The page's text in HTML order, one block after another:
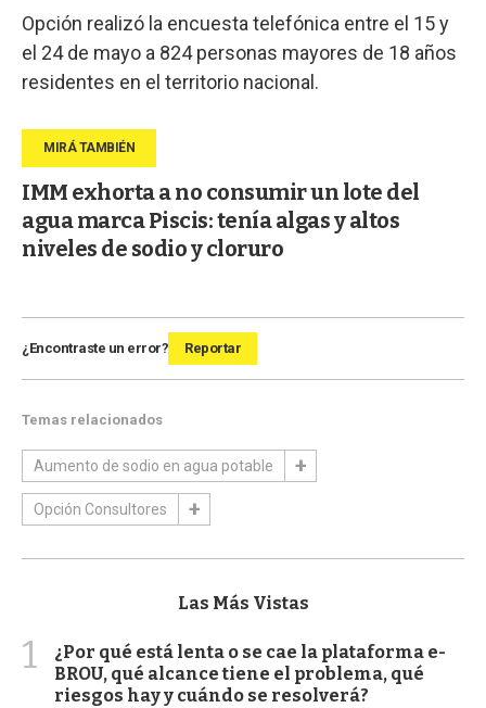
Opción realizó la encuesta telefónica entre el 15 y
el 24 de mayo a 824 personas mayores de 18 años
residentes en el territorio nacional.
IMM exhorta a no consumir un lote del
agua marca Piscis: tenía algas y altos
niveles de sodio y cloruro
¿Encontraste un error? Reportar
Temas relacionados
Aumento de sodio en agua potable
Opción Consultores
Las Más Vistas
1
¿Por qué está lenta o se cae la plataforma e-
BROU, qué alcance tiene el problema, qué
riesgos hay y cuándo se resolverá?